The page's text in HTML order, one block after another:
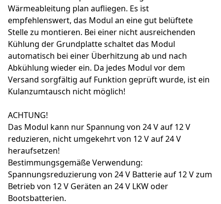
Wärmeableitung plan aufliegen. Es ist
empfehlenswert, das Modul an eine gut belüftete
Stelle zu montieren. Bei einer nicht ausreichenden
Kühlung der Grundplatte schaltet das Modul
automatisch bei einer Überhitzung ab und nach
Abkühlung wieder ein. Da jedes Modul vor dem
Versand sorgfältig auf Funktion geprüft wurde, ist ein
Kulanzumtausch nicht möglich!
ACHTUNG!
Das Modul kann nur Spannung von 24 V auf 12 V
reduzieren, nicht umgekehrt von 12 V auf 24 V
heraufsetzen!
Bestimmungsgemäße Verwendung:
Spannungsreduzierung von 24 V Batterie auf 12 V zum
Betrieb von 12 V Geräten an 24 V LKW oder
Bootsbatterien.